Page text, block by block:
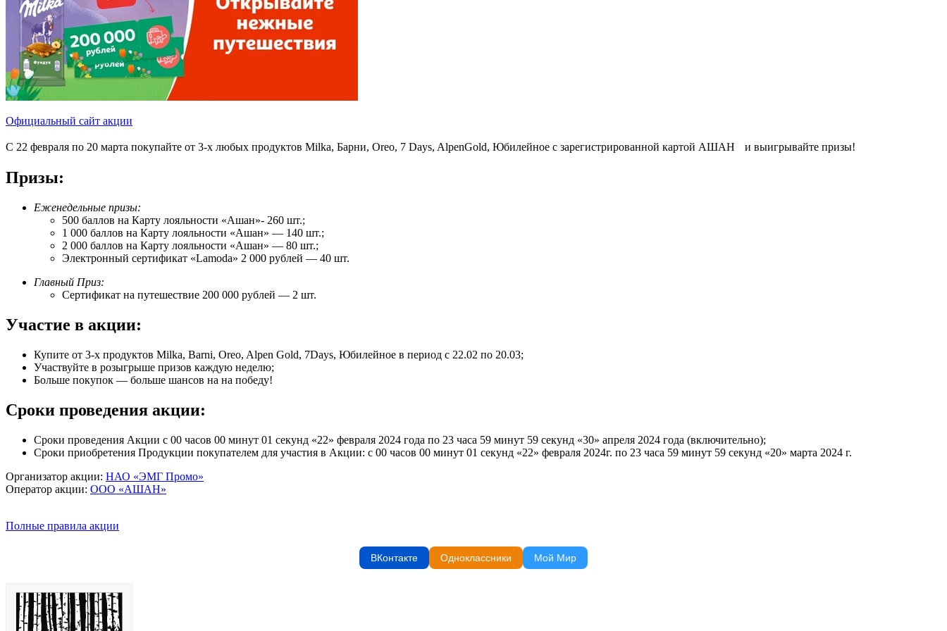
Официальный сайт акции
С 22 февраля по 20 марта покупайте от 3-х любых продуктов Milka, Барни, Oreo, 7 Days, AlpenGold, Юбилейное с зарегистрированной картой АШАН и выигрывайте призы!
Призы:
Еженедельные призы:
500 баллов на Карту лояльности «Ашан»- 260 шт.;
1 000 баллов на Карту лояльности «Ашан» — 140 шт.;
2 000 баллов на Карту лояльности «Ашан» — 80 шт.;
Электронный сертификат «Lamoda» 2 000 рублей — 40 шт.
Главный Приз:
Сертификат на путешествие 200 000 рублей — 2 шт.
Участие в акции:
Купите от 3-х продуктов Milka, Barni, Oreo, Alpen Gold, 7Days, Юбилейное в период с 22.02 по 20.03;
Участвуйте в розыгрыше призов каждую неделю;
Больше покупок — больше шансов на на победу!
Сроки проведения акции:
Сроки проведения Акции с 00 часов 00 минут 01 секунд «22» февраля 2024 года по 23 часа 59 минут 59 секунд «30» апреля 2024 года (включительно);
Сроки приобретения Продукции покупателем для участия в Акции: с 00 часов 00 минут 01 секунд «22» февраля 2024г. по 23 часа 59 минут 59 секунд «20» марта 2024 г.
Организатор акции: НАО «ЭМГ Промо»
Оператор акции: ООО «АШАН»
Полные правила акции
ВКонтакте Одноклассники Мой Мир